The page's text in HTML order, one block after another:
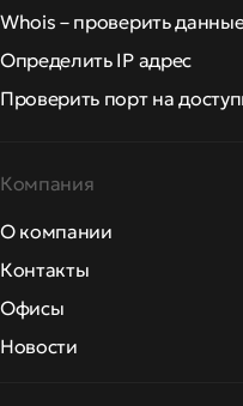
Whois – проверить
Определить IP адрес
Проверить порт на
Компания
О компании
Контакты
Офисы
Новости